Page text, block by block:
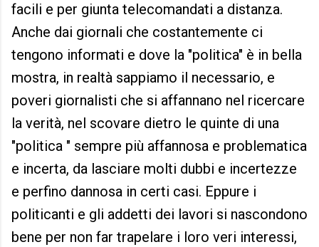
facili e per giunta telecomandati a distanza.
Anche dai giornali che costantemente ci
tengono informati e dove la "politica" è in bella
mostra, in realtà sappiamo il necessario, e
poveri giornalisti che si affannano nel ricercare
la verità, nel scovare dietro le quinte di una
"politica " sempre più affannosa e problematica
e incerta, da lasciare molti dubbi e incertezze
e perfino dannosa in certi casi. Eppure i
politicanti e gli addetti dei lavori si nascondono
bene per non far trapelare i loro veri interessi,